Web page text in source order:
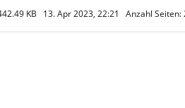
KB 13. Apr 2023, 22:21 Anzahl Seiten: